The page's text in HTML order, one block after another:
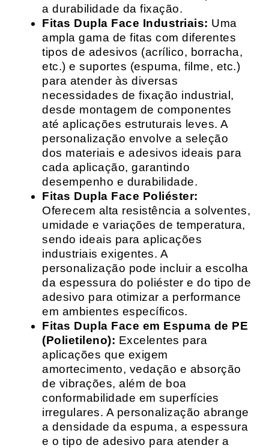
a durabilidade da fixação.
Fitas Dupla Face Industriais: Uma
ampla gama de fitas com diferentes
tipos de adesivos (acrílico, borracha,
etc.) e suportes (espuma, filme, etc.)
para atender às diversas
necessidades de fixação industrial,
desde montagem de componentes
até aplicações estruturais leves. A
personalização envolve a seleção
dos materiais e adesivos ideais para
cada aplicação, garantindo
desempenho e durabilidade.
Fitas Dupla Face Poliéster:
Oferecem alta resistência a solventes,
umidade e variações de temperatura,
sendo ideais para aplicações
industriais exigentes. A
personalização pode incluir a escolha
da espessura do poliéster e do tipo de
adesivo para otimizar a performance
em ambientes específicos.
Fitas Dupla Face em Espuma de PE
(Polietileno): Excelentes para
aplicações que exigem
amortecimento, vedação e absorção
de vibrações, além de boa
conformabilidade em superfícies
irregulares. A personalização abrange
a densidade da espuma, a espessura
e o tipo de adesivo para atender a